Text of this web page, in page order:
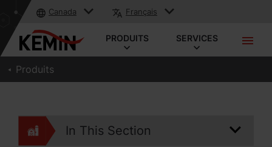
Canada Français
PRODUITS SERVICES
Produits
In This Section